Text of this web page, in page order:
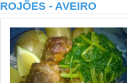
ROJÕES - AVEIRO